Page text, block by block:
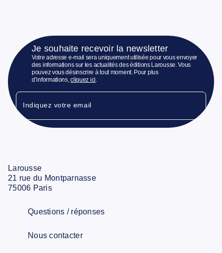
Je souhaite recevoir la newsletter
Votre adresse e-mail sera uniquement utilisée pour vous envoyer
des informations sur les actualités des éditions Larousse. Vous
pouvez vous désinscrire à tout moment. Pour plus
d’informations,cliquez ici.
Indiquez votre email
Larousse
21 rue du Montparnasse
75006 Paris
Questions / réponses
Nous contacter